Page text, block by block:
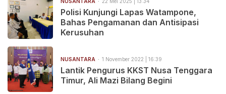
Polisi Kunjungi Lapas Watampone,
Bahas Pengamanan dan Antisipasi
Kerusuhan
NUSANTARA 1 November 2022 | 16:39
Lantik Pengurus KKST Nusa Tenggara
Timur, Ali Mazi Bilang Begini